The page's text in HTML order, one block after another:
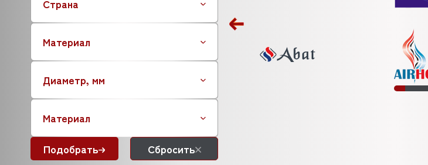
HALLDE
FOODATLAS
HURAKAN
IRINOX
ITERMA (ИТЕРМА)
ITPIZZA
GPSTEEL
KAYMAN (КАЙМАН)
KLARCO
Страна
Материал
Диаметр, мм
Материал
Подобрать Сбросить